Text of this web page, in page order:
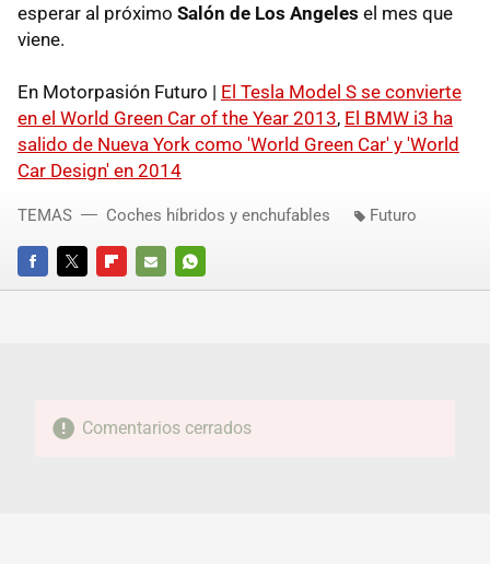
esperar al próximo Salón de Los Angeles el mes que
viene.
En Motorpasión Futuro | El Tesla Model S se convierte
en el World Green Car of the Year 2013, El BMW i3 ha
salido de Nueva York como 'World Green Car' y 'World
Car Design' en 2014
FACEBOOKTWITTERFLIPBOARD
E-
WHATSAPP
TEMAS Coches híbridos y enchufables Futuro
Comentarios cerrados